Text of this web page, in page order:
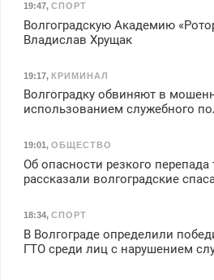
19:47, СПОРТ
Волгоградскую Академию
Владислав Хрущак
19:17, КРИМИНАЛ
Волгоградку обвиняют в
использованием служебного
19:01, ОБЩЕСТВО
Об опасности резкого перепада
рассказали волгоградские
18:34, СПОРТ
В Волгограде определили
ГТО среди лиц с нарушением